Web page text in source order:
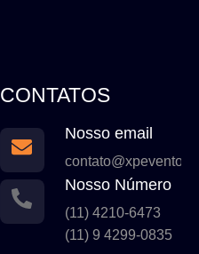
CONTATOS
Nosso email
Nosso Número
(11) 4210-6473
(11) 9 4299-0835